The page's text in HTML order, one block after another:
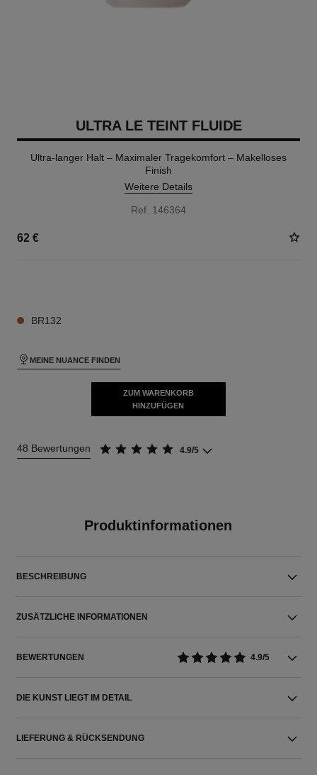
ULTRA LE TEINT FLUIDE
Ultra-langer Halt – Maximaler Tragekomfort – Makelloses
Finish
Weitere Details
Ref. 146364
62 €
BR132
MEINE NUANCE FINDEN
ZUM WARENKORB
HINZUFÜGEN
48 Bewertungen 4.9/5
Produktinformationen
BESCHREIBUNG
ZUSÄTZLICHE INFORMATIONEN
BEWERTUNGEN 4.9/5
DIE KUNST LIEGT IM DETAIL
LIEFERUNG & RÜCKSENDUNG